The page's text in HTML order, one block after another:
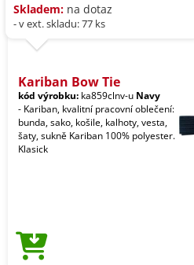
Skladem: na dotaz
- v ext. skladu: 77 ks
Kariban Bow Tie
kód výrobku: ka859clnv-u Navy
- Kariban, kvalitní pracovní oblečení:
bunda, sako, košile, kalhoty, vesta,
šaty, sukně Kariban 100% polyester.
Klasick